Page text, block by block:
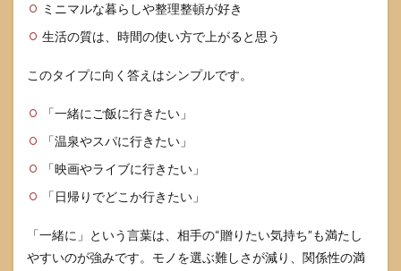
ミニマルな暮らしや整理整頓が好き
生活の質は、時間の使い方で上がると思う
このタイプに向く答えはシンプルです。
「一緒にご飯に行きたい」
「温泉やスパに行きたい」
「映画やライブに行きたい」
「日帰りでどこか行きたい」
「一緒に」という言葉は、相手の“贈りたい気持ち”も満たし
やすいのが強みです。モノを選ぶ難しさが減り、関係性の満